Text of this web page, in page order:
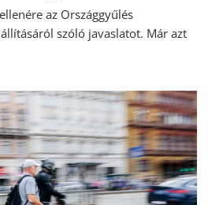
az Országgyűlés
szóló javaslatot. Már azt